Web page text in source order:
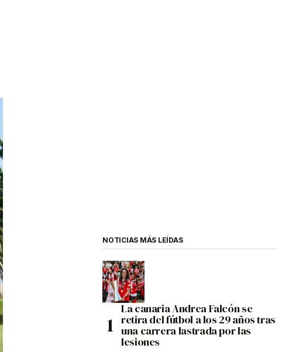
NOTICIAS MÁS LEÍDAS
La canaria Andrea Falcón se
retira del fútbol a los 29 años tras
una carrera lastrada por las
lesiones